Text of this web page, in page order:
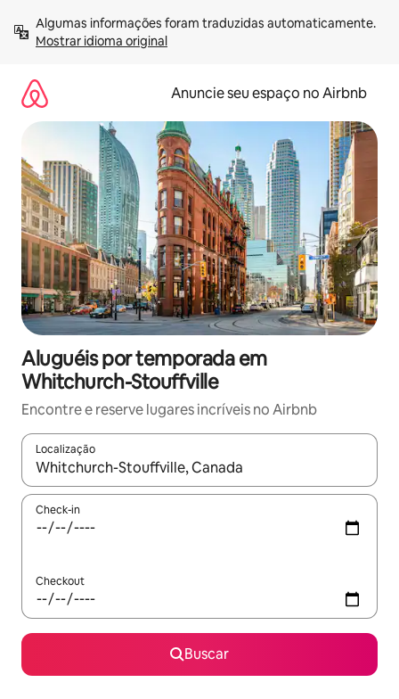
para
Mostrar idioma original
Anuncie seu espaço no Airbnb
Aluguéis por temporada em
Whitchurch-Stouffville
Encontre e reserve lugares incríveis no Airbnb
Localização
Quando os resultados estiverem disponíveis, explore-os
Check-in
Checkout
Buscar